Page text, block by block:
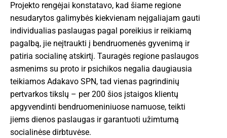
Projekto rengėjai konstatavo, kad šiame regione
nesudarytos galimybės kiekvienam neįgaliajam gauti
individualias paslaugas pagal poreikius ir reikiamą
pagalbą, jie neįtraukti į bendruomenės gyvenimą ir
patiria socialinę atskirtį. Tauragės regione paslaugos
asmenims su proto ir psichikos negalia daugiausia
teikiamos Adakavo SPN, tad vienas pagrindinių
pertvarkos tikslų – per 200 šios įstaigos klientų
apgyvendinti bendruomeniniuose namuose, teikti
jiems dienos paslaugas ir garantuoti užimtumą
socialinėse dirbtuvėse.